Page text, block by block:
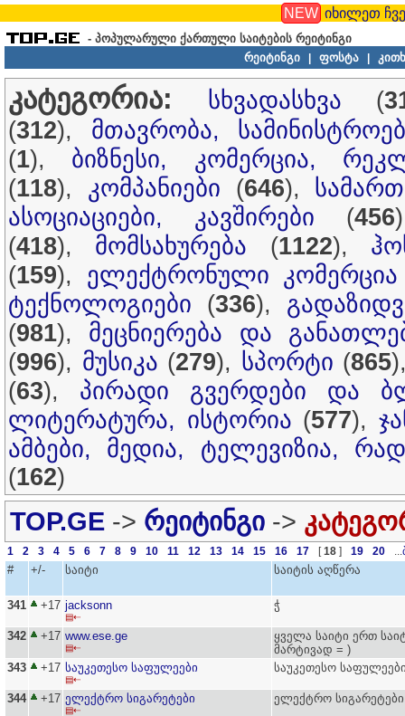
NEW იხილეთ
- პოპულარული ქართული საიტების რეიტინგი
რეიტინგი
ფოსტა
კატეგორია: სხვადასხვა (
(312), მთავრობა,
(1), ბიზნესი, კომერცია,
(118), კომპანიები (646),
ასოციაციები, კავშირები (456
(418), მომსახურება (1122),
(159), ელექტრონული კომერცია
ტექნოლოგიები (336),
(981), მეცნიერება და
(996), მუსიკა (279), სპორტი (865
(63), პირადი გვერდები და
ლიტერატურა, ისტორია (577),
ამბები, მედია, ტელევიზია,
(162)
TOP.GE -> რეიტინგი ->
1 2 3 4 5 6 7 8 9 10 11 12 13 14 15 16 17 [18 ] 19 20 ...
# +/- საიტი საიტის აღწერა
341 +17 jacksonn
▤⇠
ჭ
342 +17 www.ese.ge
▤⇠
ყველა საიტი ერთ
მარტივად = )
343
+17 საუკეთესო საფულეები
▤⇠
საუკეთესო
344 +17 ელექტრო სიგარეტები
▤⇠
ელექტრო სიგარეტები